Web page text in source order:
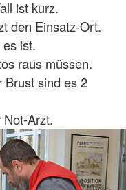
ist kurz.
den Einsatz-Ort.
ist.
raus müssen.
Brust sind es 2
Arzt.